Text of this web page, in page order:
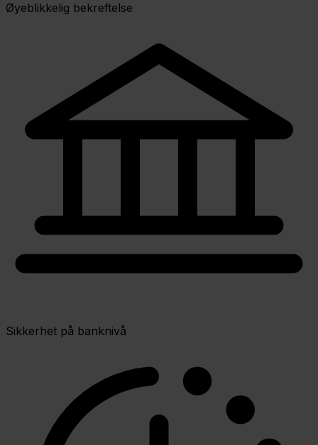
Øyeblikkelig bekreftelse
Sikkerhet på banknivå